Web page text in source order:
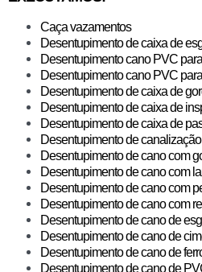
Caça vazamentos
Desentupimento de caixa de
Desentupimento cano PVC
Desentupimento cano PVC
Desentupimento de caixa de
​Desentupimento de caixa de
Desentupimento de caixa de
Desentupimento de
Desentupimento de cano com
Desentupimento de cano com
Desentupimento de cano com
Desentupimento de cano com
Desentupimento de cano de
Desentupimento de cano de
Desentupimento de cano de
Desentupimento de cano de